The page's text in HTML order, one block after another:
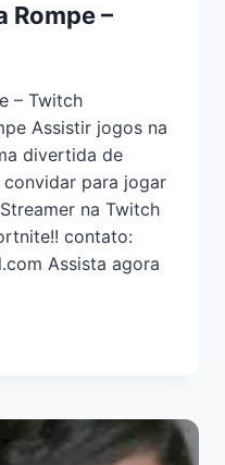
Rompe –
– Twitch
Assistir jogos na
divertida de
para jogar
na Twitch
contato:
Assista agora